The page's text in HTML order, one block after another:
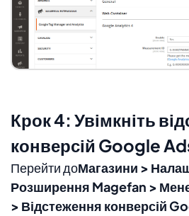
Крок 4: Увімкніть
конверсій Google
Перейти доМагазини >
Розширення Magefan >
> Відстеження конверсій